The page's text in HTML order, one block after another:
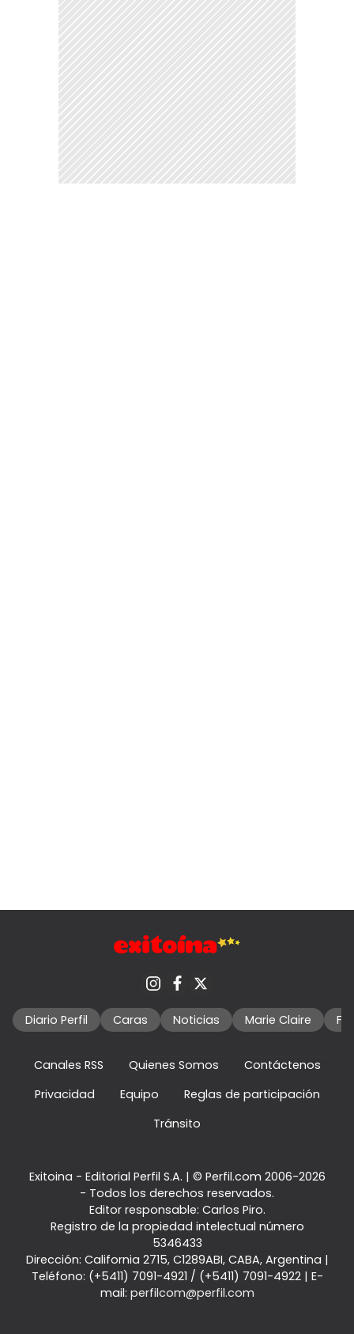
Diario Perfil Caras Noticias Marie Claire
Canales RSS Quienes Somos
Contáctenos
Privacidad
Equipo
Reglas de participación
Tránsito
Exitoina - Editorial Perfil S.A. | © Perfil.com 2006-2026
- Todos los derechos reservados.
Editor responsable: Carlos Piro.
Registro de la propiedad intelectual número
5346433
Dirección: California 2715, C1289ABI, CABA, Argentina |
Teléfono: (+5411) 7091-4921 / (+5411) 7091-4922| E-
mail: perfilcom@perfil.com